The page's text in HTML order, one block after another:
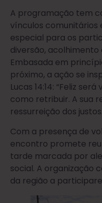
A programação tem
vínculos comunitários
especial para os
diversão, acolhimento
Embasada em
próximo, a ação se
Lucas 14:14: “Feliz
como retribuir. A sua
ressurreição dos
Com a presença de
encontro promete
tarde marcada por
social. A organização
da região a